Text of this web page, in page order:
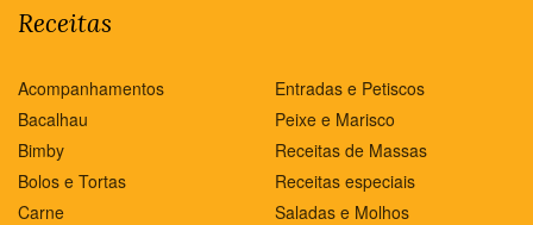
Receitas
Acompanhamentos
Bacalhau
Bimby
Bolos e Tortas
Carne
Entradas e Petiscos
Peixe e Marisco
Receitas de Massas
Receitas especiais
Saladas e Molhos